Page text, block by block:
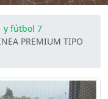
y fútbol 7
PREMIUM TIPO